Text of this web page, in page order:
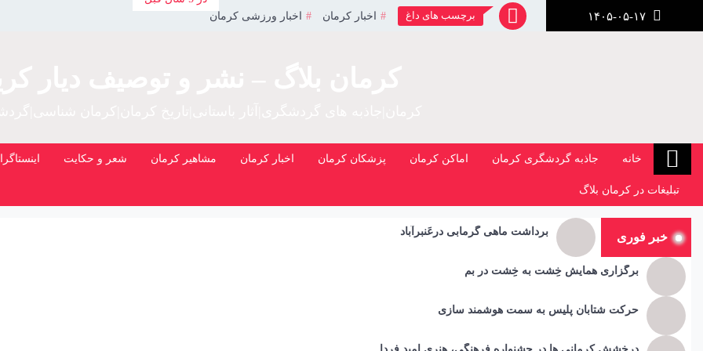
برچسب های داغ اخبار کرمان اخبار ورزشی کرمان
خانه جاذبه گردشگری کرمان اماکن کرمان پزشکان کرمان اخبار کرمان مشاهیر کرمان شعر و حکایت
تبلیغات در کرمان بلاگ
خبر فوری برداشت ماهی گرمابی درعَنبرآباد
برگزاری همایش خِشت به خِشت در بم
حرکت شتابان پلیس به سمت هوشمند سازی